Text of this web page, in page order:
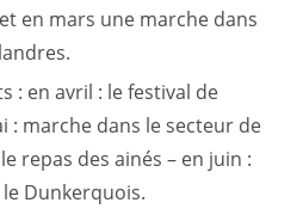
en mars une marche dans
: en avril : le festival de
: marche dans le secteur de
repas des ainés – en juin :
Dunkerquois.